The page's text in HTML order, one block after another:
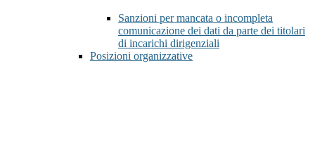
Sanzioni per mancata o incompleta
comunicazione dei dati da parte dei titolari
di incarichi dirigenziali
Posizioni organizzative